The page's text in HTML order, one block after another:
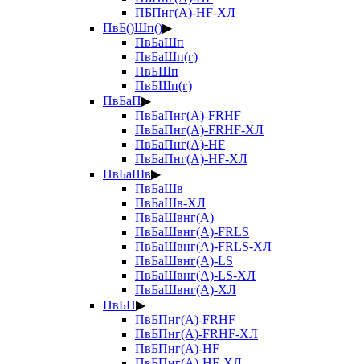
ПБПнг(А)-HF-ХЛ
ПвБ()Шп()▶
ПвБаШп
ПвБаШп(г)
ПвБШп
ПвБШп(г)
ПвБаП▶
ПвБаПнг(А)-FRHF
ПвБаПнг(А)-FRHF-ХЛ
ПвБаПнг(А)-HF
ПвБаПнг(А)-HF-ХЛ
ПвБаШв▶
ПвБаШв
ПвБаШв-ХЛ
ПвБаШвнг(А)
ПвБаШвнг(А)-FRLS
ПвБаШвнг(А)-FRLS-ХЛ
ПвБаШвнг(А)-LS
ПвБаШвнг(А)-LS-ХЛ
ПвБаШвнг(А)-ХЛ
ПвБП▶
ПвБПнг(А)-FRHF
ПвБПнг(А)-FRHF-ХЛ
ПвБПнг(А)-HF